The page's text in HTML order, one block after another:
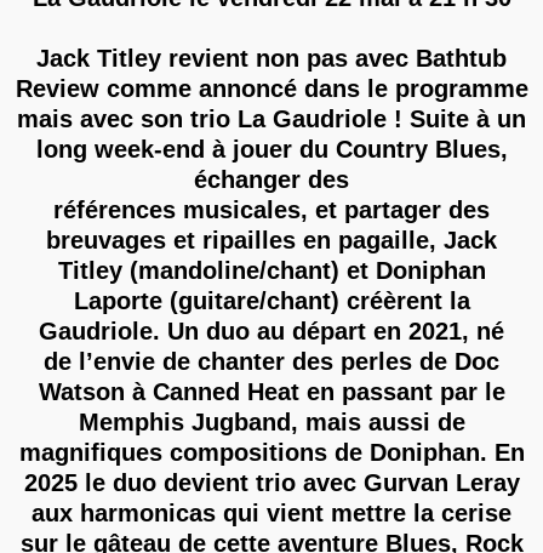
Jack Titley revient non pas avec Bathtub
Review comme annoncé dans le programme
mais avec son trio La Gaudriole ! Suite à un
long week-end à jouer du Country Blues,
échanger des
références musicales, et partager des
breuvages et ripailles en pagaille, Jack
Titley (mandoline/chant) et Doniphan
Laporte (guitare/chant) créèrent la
Gaudriole. Un duo au départ en 2021, né
de l’envie de chanter des perles de Doc
Watson à Canned Heat en passant par le
Memphis Jugband, mais aussi de
magnifiques compositions de Doniphan. En
2025 le duo devient trio avec Gurvan Leray
aux harmonicas qui vient mettre la cerise
sur le gâteau de cette aventure Blues, Rock